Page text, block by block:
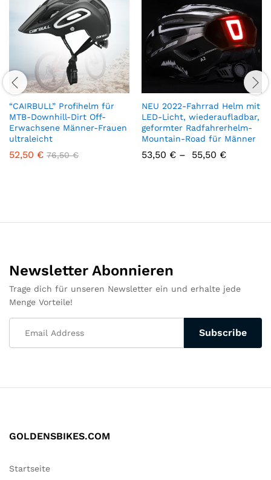
“CAIRBULL” Profihelm für
MTB-Downhill-Dirt Off-
Erwachsene Männer-Frauen
ultraleicht
52,50 € 76,50€
NEU 2022-Fahrrad Helm mit
LED-Licht, wiederaufladbar,
geformter Radfahrerhelm-
Mountain-Road für Männer
53,50 € – 55,50 €
Newsletter Abonnieren
Trage dich für unseren Newsletter ein und erhalte jede
Menge Vorteile!
GOLDENSBIKES.COM
Startseite